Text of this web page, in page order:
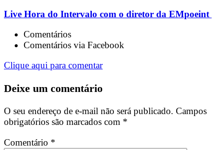
Live Hora do Intervalo com o diretor da EMpoeint
Comentários
Comentários via Facebook
Clique aqui para comentar
Deixe um comentário
O seu endereço de e-mail não será publicado. Campos
obrigatórios são marcados com *
Comentário *